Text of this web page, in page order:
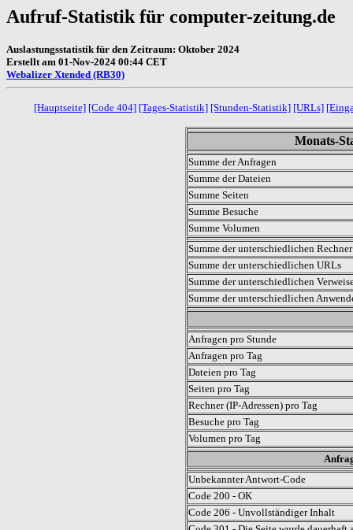
Aufruf-Statistik für computer-zeitung.de
Auslastungsstatistik für den Zeitraum: Oktober 2024
Erstellt am 01-Nov-2024 00:44 CET
Webalizer Xtended (RB30)
[Hauptseite] [Code 404] [Tages-Statistik] [Stunden-Statistik] [URLs]
Monats-
Summe der Anfragen
Summe der Dateien
Summe Seiten
Summe Besuche
Summe Volumen
Summe der unterschiedlichen
Summe der unterschiedlichen URLs
Summe der unterschiedlichen
Summe der unterschiedlichen
Anfragen pro Stunde
Anfragen pro Tag
Dateien pro Tag
Seiten pro Tag
Rechner (IP-Adressen) pro Tag
Besuche pro Tag
Volumen pro Tag
Unbekannter Antwort-Code
Code 200 - OK
Code 206 - Unvollständiger Inhalt